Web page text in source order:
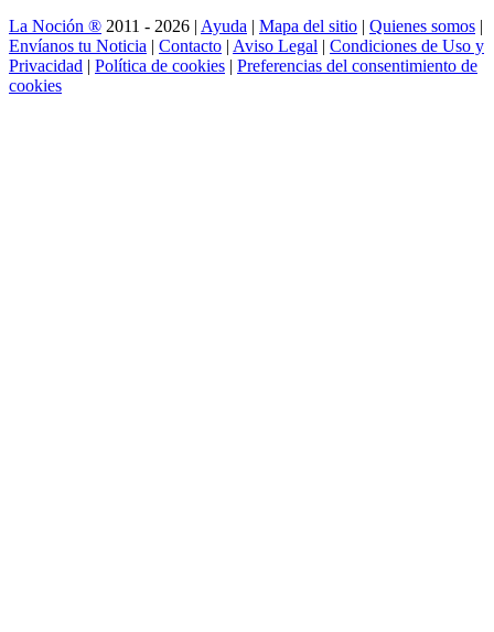
La Noción ® 2011 - 2026 | Ayuda | Mapa del sitio | Quienes somos |
Envíanos tu Noticia | Contacto | Aviso Legal | Condiciones de Uso y
Privacidad | Política de cookies | Preferencias del consentimiento de
cookies